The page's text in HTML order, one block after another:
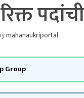
mahanaukriportal
Group